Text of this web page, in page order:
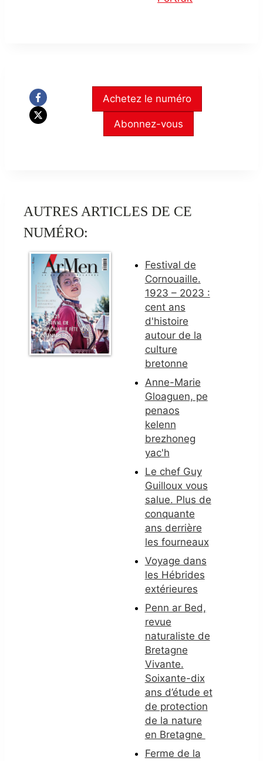
Achetez le numéro
Abonnez-vous
AUTRES ARTICLES DE CE
NUMÉRO:
Festival de
Cornouaille.
1923 – 2023 :
cent ans
d'histoire
autour de la
culture
bretonne
Anne-Marie
Gloaguen, pe
penaos
kelenn
brezhoneg
yac'h
Le chef Guy
Guilloux vous
salue. Plus de
conquante
ans derrière
les fourneaux
Voyage dans
les Hébrides
extérieures
Penn ar Bed,
revue
naturaliste de
Bretagne
Vivante.
Soixante-dix
ans d’étude et
de protection
de la nature
en Bretagne
Ferme de la